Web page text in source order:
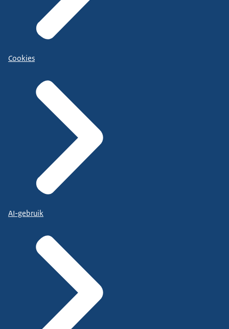
Cookies
AI-gebruik